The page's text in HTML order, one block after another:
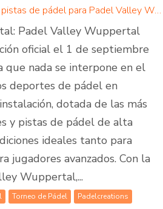
Padelcreations construye pistas de pádel para Padel Valley Wuppertal - inauguración el 01 de septiembre de 2024
Padel Valley Wuppertal
oficial el 1 de septiembre
que nada se interpone en el
deportes de pádel en
dotada de las más
y pistas de pádel de alta
ideales tanto para
jugadores avanzados. Con la
Wuppertal,...
Torneo de Pádel
Padelcreations